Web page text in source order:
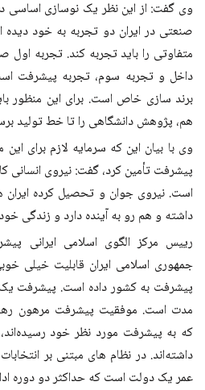
وی گفت: از این نظر یک نوسازی اساسی
صنعتی در ایران دو تجربه ‌به خود
متفاوتی را باید تجربه کند. تجربه اول
داخل و ‌تجربه سوم، تجربه پیشرفت
برند سازی خاص است. برای این منظور
هم، پژوهش دانشگاهی را تا خط تولید
وی با بیان این که سرمایه لازم برای
پیشرفت تأمین کرد، گفت: نیروی انسانی
است. نیروی جوان و تحصیل کرده
داشته و هم رو به آینده دارد و زندگی
رییس مرکز الگوی اسلامی ایرانی
جمهوری اسلامی ایران قابلیت خیلی
پیشرفت به کشور داده است. پیشرفت یک
مدت است. موفقیت پیشرفت مرهون
که به پیشرفت مورد نظر خود
داشته‌اند. در نظام ‌های مبتنی بر
عمر یک دولت ‌است که حداکثر دو دوره